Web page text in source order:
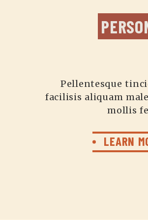
Pellentesque
facilisis aliquam
mollis
LEARN